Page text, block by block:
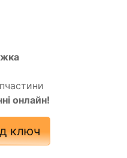
онлайн!
ключ